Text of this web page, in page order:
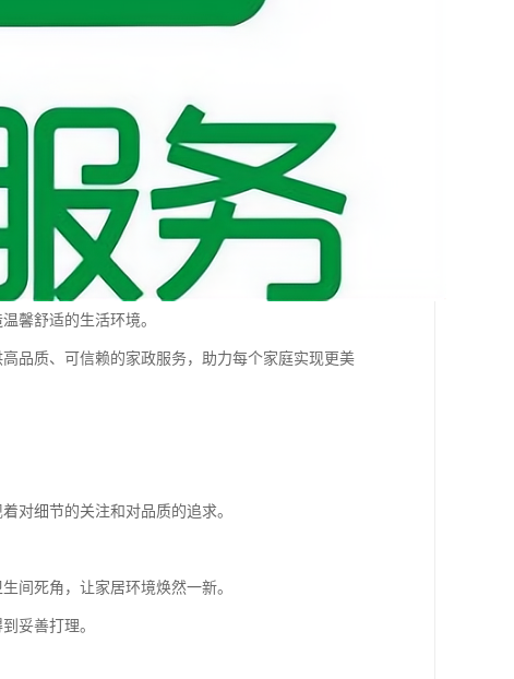
馨舒适的生活环境。
品质、可信赖的家政服务，助力每个家庭实现更美
对细节的关注和对品质的追求。
间死角，让家居环境焕然一新。
妥善打理。